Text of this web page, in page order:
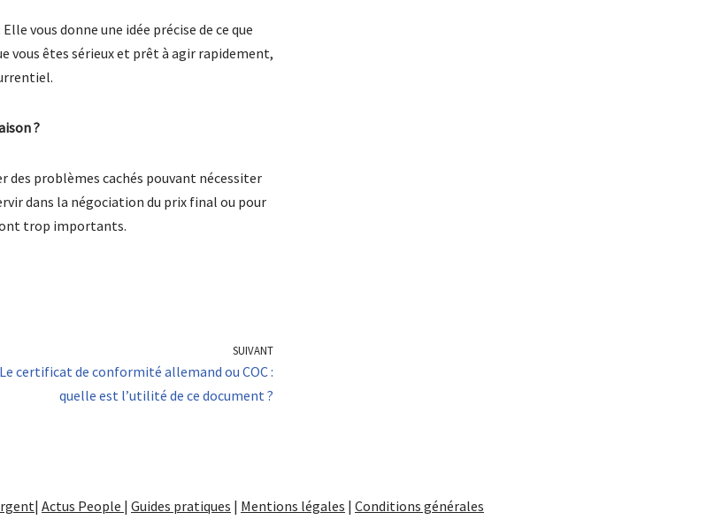
vous donne une idée précise de ce que
vous êtes sérieux et prêt à agir rapidement,
?
des problèmes cachés pouvant nécessiter
dans la négociation du prix final ou pour
trop importants.
SUIVANT
Le certificat de conformité allemand ou COC :
quelle est l’utilité de ce document ?
| Actus People | Guides pratiques | Mentions légales | Conditions générales